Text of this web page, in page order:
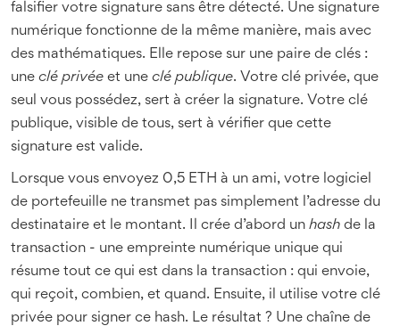
falsifier votre signature sans être détecté. Une signature
numérique fonctionne de la même manière, mais avec
des mathématiques. Elle repose sur une paire de clés :
une clé privée et une clé publique. Votre clé privée, que
seul vous possédez, sert à créer la signature. Votre clé
publique, visible de tous, sert à vérifier que cette
signature est valide.
Lorsque vous envoyez 0,5 ETH à un ami, votre logiciel
de portefeuille ne transmet pas simplement l’adresse du
destinataire et le montant. Il crée d’abord un hash de la
transaction - une empreinte numérique unique qui
résume tout ce qui est dans la transaction : qui envoie,
qui reçoit, combien, et quand. Ensuite, il utilise votre clé
privée pour signer ce hash. Le résultat ? Une chaîne de